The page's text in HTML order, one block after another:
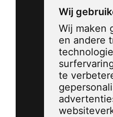
Wij
Wij maken
en andere
te